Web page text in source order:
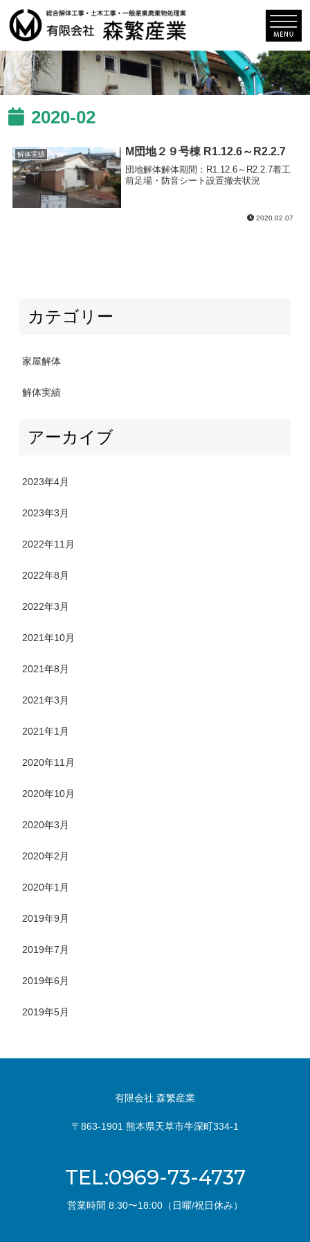
2020-02
解体実績 M団地２９号棟 R1.12.6～R2.2.7
団地解体解体期間：R1.12.6～R2.2.7着工
前足場・防音シート設置撤去状況
2020.02.07
カテゴリー
家屋解体
解体実績
アーカイブ
2023年4月
2023年3月
2022年11月
2022年8月
2022年3月
2021年10月
2021年8月
2021年3月
2021年1月
2020年11月
2020年10月
2020年3月
2020年2月
2020年1月
2019年9月
2019年7月
2019年6月
2019年5月
有限会社 森繁産業
〒863-1901 熊本県天草市牛深町334-1
TEL:0969-73-4737
営業時間 8:30〜18:00（日曜/祝日休み）